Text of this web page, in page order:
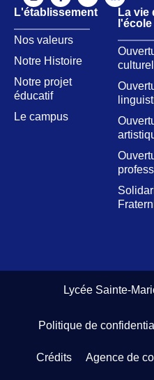
L'établissement
Nos valeurs​
Notre Histoire
Notre projet
éducatif
Le campus
La vie
l'école
Lycée Sainte-
Politique de
Crédits Agence de